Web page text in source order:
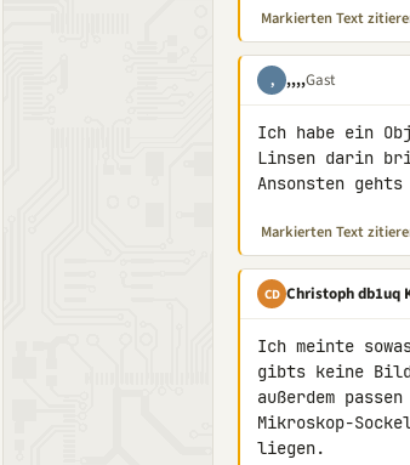
Markierten Text
, ,,,,Gast
Ich habe ein
Linsen darin
Ansonsten
Markierten Text
CD Christoph db1uq
Ich meinte
gibts keine
außerdem
Mikroskop-
liegen.